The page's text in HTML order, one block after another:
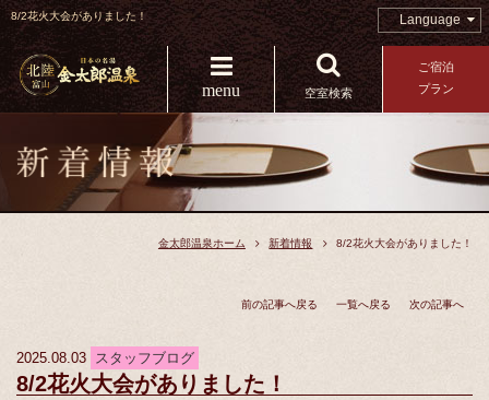
8/2花火大会がありました！ Language
menu 空室検索
ご宿泊
プラン
金太郎温泉ホーム 新着情報 8/2花火大会がありました！
前の記事へ戻る 一覧へ戻る 次の記事へ
2025.08.03 スタッフブログ
8/2花火大会がありました！